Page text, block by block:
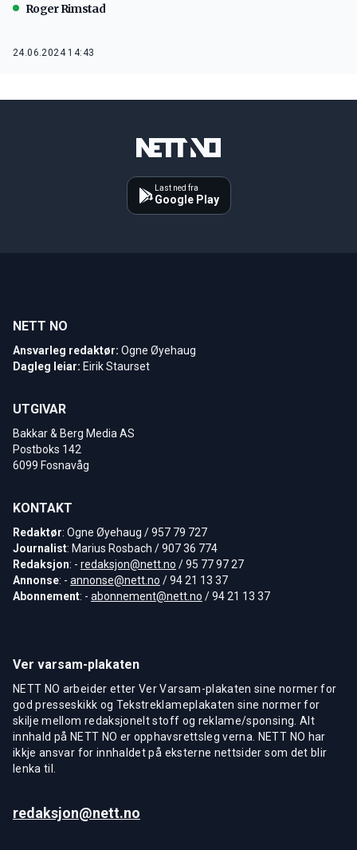
Roger Rimstad
24.06.2024 14:43
Last ned fra
Google Play
NETT NO
Ansvarleg redaktør: Ogne Øyehaug
Dagleg leiar: Eirik Staurset
UTGIVAR
Bakkar & Berg Media AS
Postboks 142
6099 Fosnavåg
KONTAKT
Redaktør: Ogne Øyehaug / 957 79 727
Journalist: Marius Rosbach / 907 36 774
Redaksjon: - redaksjon@nett.no / 95 77 97 27
Annonse: - annonse@nett.no / 94 21 13 37
Abonnement: - abonnement@nett.no / 94 21 13 37
Ver varsam-plakaten
NETT NO arbeider etter Ver Varsam-plakaten sine normer for
god presseskikk og Tekstreklameplakaten sine normer for
skilje mellom redaksjonelt stoff og reklame/sponsing. Alt
innhald på NETT NO er opphavsrettsleg verna. NETT NO har
ikkje ansvar for innhaldet på eksterne nettsider som det blir
lenka til.
redaksjon@nett.no